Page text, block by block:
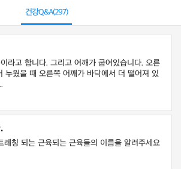
건강Q&A(297)
라고 합니다. 그리고 어깨가 굽어있습니다. 오른
누웠을 때 오른쪽 어깨가 바닥에서 더 떨어져 있
레칭 되는 근육되는 근육들의 이름을 알려주세요